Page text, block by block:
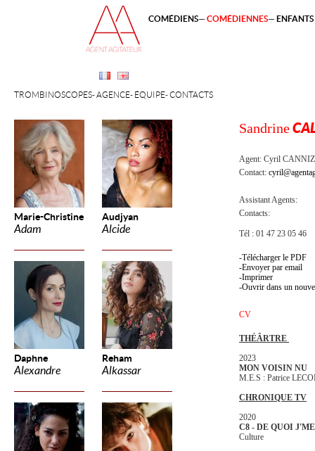
Marie-Christine
Adam
Audjyan
Alcide
Daphne
Alexandre
Reham
Alkassar
TROMBINOSCOPES AGENCE ÉQUIPE CONTACTS
COMÉDIENS COMÉDIENNES
Sandrine
Agent: Cyril
Contact:
Assistant Agents:
Contacts:
Tél : 01 47 23 05 46
Télécharger le PDF
Envoyer par email
Imprimer
Ouvrir dans un
CV
THÉÂRTRE
2023
MON VOISIN NU
M.E.S : Patrice
CHRONIQUE TV
2020
C8 - DE QUOI
Culture